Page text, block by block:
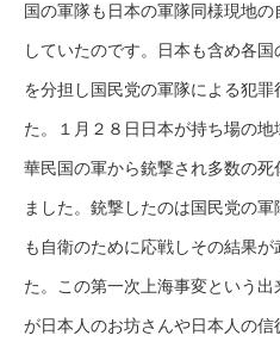
国の軍隊も日本の軍隊同様現地
していたのです。日本も含め各
を分担し国民党の軍隊による犯
た。１月２８日日本が持ち場の
華民国の軍から銃撃され多数の
ました。銃撃したのは国民党の
も自衛のために応戦しその結果
た。この第一次上海事変という
が日本人のお坊さんや日本人の